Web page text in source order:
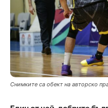
Снимките са обект на авторско